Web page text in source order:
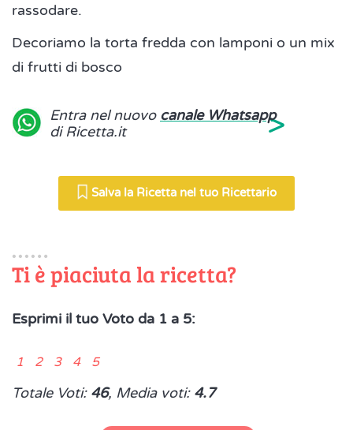
rassodare.
Decoriamo la torta fredda con lamponi o un mix
di frutti di bosco
Entra nel nuovo canale Whatsapp
di Ricetta.it
>
Salva la Ricetta nel tuo Ricettario
Ti è piaciuta la ricetta?
Esprimi il tuo Voto da 1 a 5:
1 2 3 4 5
Totale Voti: 46, Media voti: 4.7